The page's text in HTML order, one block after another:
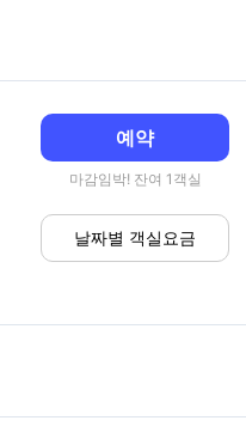
예약
마감임박! 잔여 1객실
날짜별 객실요금